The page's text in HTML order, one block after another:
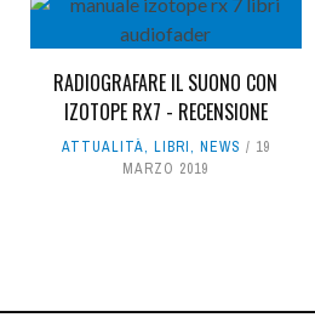
RADIOGRAFARE IL SUONO CON
IZOTOPE RX7 - RECENSIONE
ATTUALITÀ, LIBRI, NEWS
19
MARZO 2019